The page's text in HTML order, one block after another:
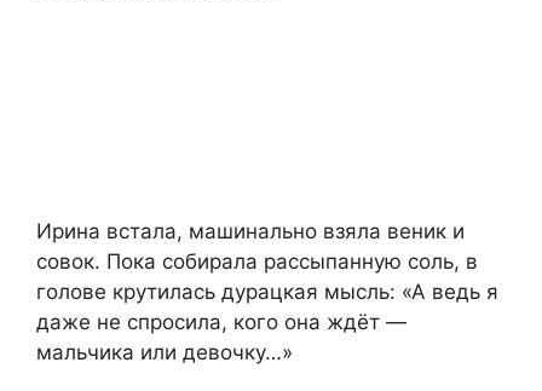
Ирина встала, машинально взяла веник и
совок. Пока собирала рассыпанную соль, в
голове крутилась дурацкая мысль: «А ведь я
даже не спросила, кого она ждёт —
мальчика или девочку…»